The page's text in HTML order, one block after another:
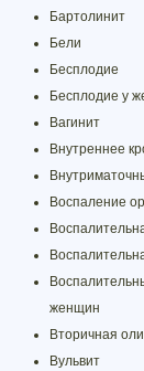
Бартолинит
Бели
Бесплодие
Бесплодие у
Вагинит
Внутреннее
Воспаление
женщин
Вторичная
Вульвит